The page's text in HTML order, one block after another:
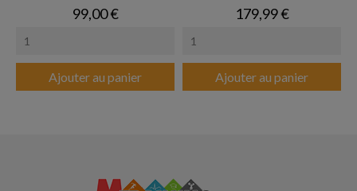
Prix
99,00 €
Ajouter au panier
Prix
179,99 €
Ajouter au panier